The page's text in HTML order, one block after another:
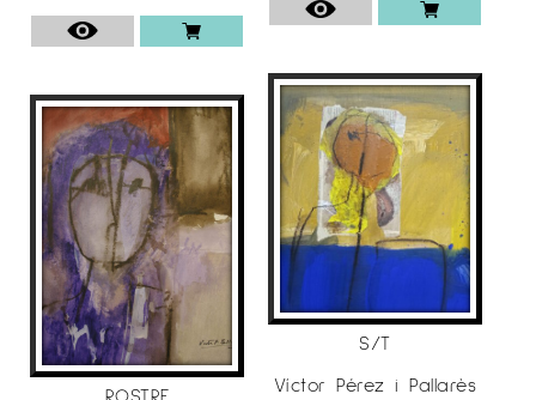
ROSTRE
S/T
Víctor Pérez i Pallarès